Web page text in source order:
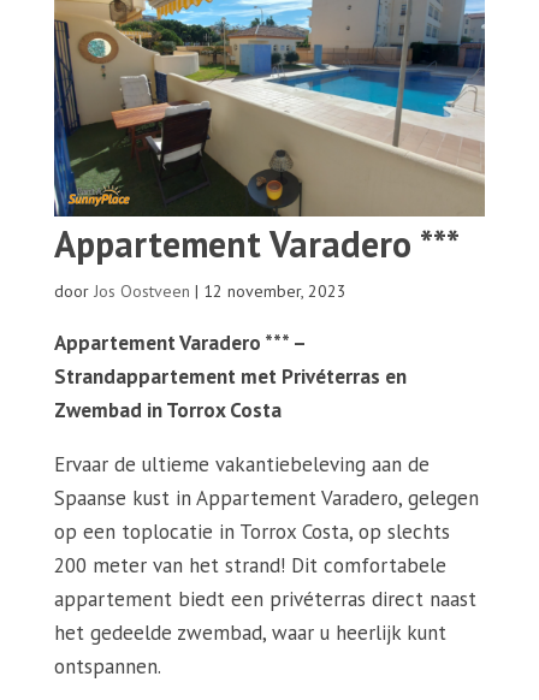
Appartement Varadero ***
door Jos Oostveen | 12 november, 2023
Appartement Varadero *** –
Strandappartement met Privéterras en
Zwembad in Torrox Costa
Ervaar de ultieme vakantiebeleving aan de
Spaanse kust in Appartement Varadero, gelegen
op een toplocatie in Torrox Costa, op slechts
200 meter van het strand! Dit comfortabele
appartement biedt een privéterras direct naast
het gedeelde zwembad, waar u heerlijk kunt
ontspannen.